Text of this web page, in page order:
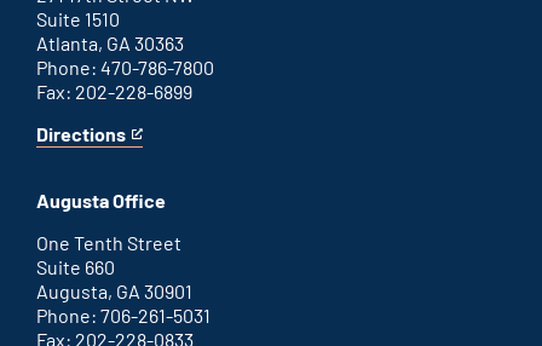
Suite 1510
Atlanta, GA 30363
Phone: 470-786-7800
Fax: 202-228-6899
Directions
for
office
This
an
external
link
Augusta Office
One Tenth Street
Suite 660
Augusta, GA 30901
Phone: 706-261-5031
Fax: 202-228-0833